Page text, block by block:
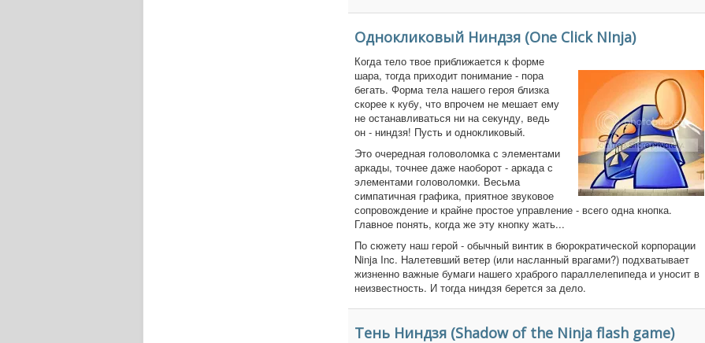
Однокликовый Ниндзя (One Click NInja)
Когда тело твое приближается к форме
шара, тогда приходит понимание - пора
бегать. Форма тела нашего героя близка
скорее к кубу, что впрочем не мешает ему
не останавливаться ни на секунду, ведь
он - ниндзя! Пусть и однокликовый.
Это очередная головоломка с элементами
аркады, точнее даже наоборот - аркада с
элементами головоломки. Весьма
симпатичная графика, приятное звуковое
сопровождение и крайне простое управление - всего одна кнопка.
Главное понять, когда же эту кнопку жать...
По сюжету наш герой - обычный винтик в бюрократической корпорации
Ninja Inc. Налетевший ветер (или насланный врагами?) подхватывает
жизненно важные бумаги нашего храброго параллелепипеда и уносит в
неизвестность. И тогда ниндзя берется за дело.
Тень Ниндзя (Shadow of the Ninja flash game)